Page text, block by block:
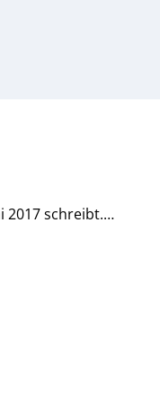
2017 schreibt.…